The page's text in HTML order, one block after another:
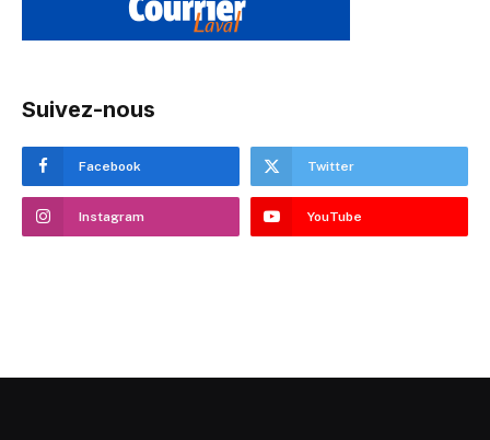
Suivez-nous
Facebook Twitter
Instagram YouTube